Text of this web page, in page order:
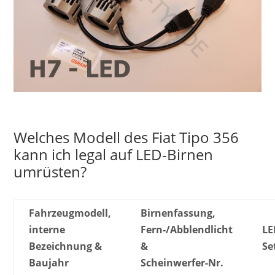
Welches Modell des Fiat Tipo 356
kann ich legal auf LED-Birnen
umrüsten?
Fahrzeugmodell,
interne
Bezeichnung &
Baujahr
Birnenfassung,
Fern-/Abblendlicht
&
Scheinwerfer-Nr.